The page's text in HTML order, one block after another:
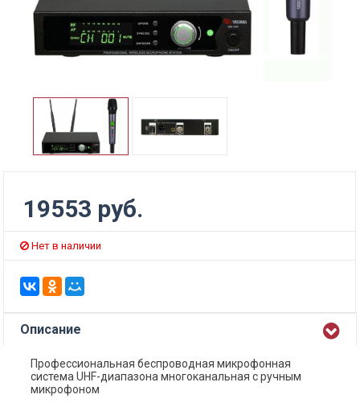
19553 руб.
Нет в наличии
Описание
Профессиональная беспроводная микрофонная
система UHF-диапазона многоканальная с ручным
микрофоном